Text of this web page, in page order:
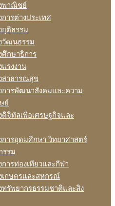
พาณิชย์
การต่างประเทศ
ยุติธรรม
วัฒนธรรม
ศึกษาธิการ
แรงงาน
สาธารณสุข
การพัฒนาสังคมและความ
ย์
ดิจิทัลเพือเศรษฐกิจและ
การอุดมศึกษา วิทยาศาสตร์
รรม
การท่องเทียวและกีฬา
เกษตรและสหกรณ์
ทรัพยากรธรรมชาติและสิง